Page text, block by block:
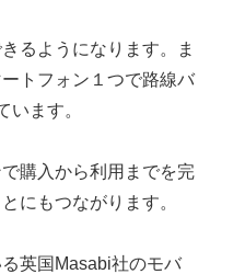
るようになります。ま
トフォン１つで路線バ
ます。
購入から利用までを完
にもつながります。
英国Masabi社のモバ